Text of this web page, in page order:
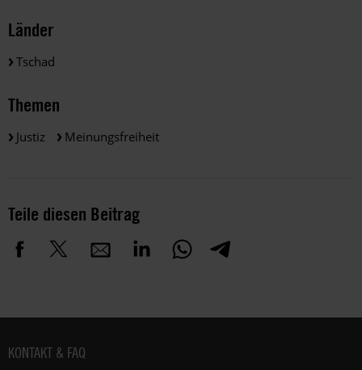
Länder
Tschad
Themen
Justiz Meinungsfreiheit
Teile diesen Beitrag
Fußbereich
KONTAKT & FAQ